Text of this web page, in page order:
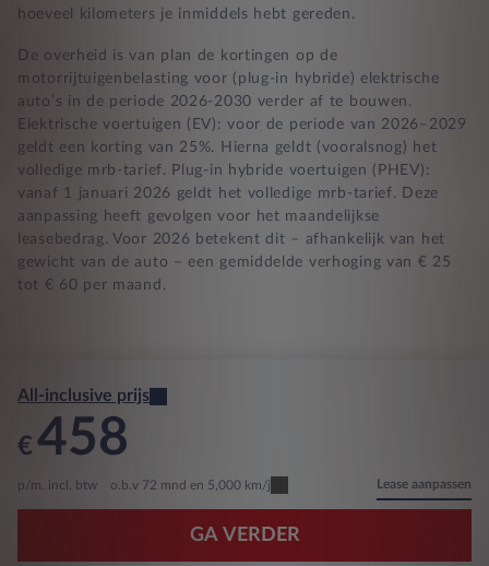
hoeveel kilometers je inmiddels hebt gereden.
De overheid is van plan de kortingen op de
motorrijtuigenbelasting voor (plug-in hybride) elektrische
auto’s in de periode 2026-2030 verder af te bouwen.
Elektrische voertuigen (EV): voor de periode van 2026–2029
geldt een korting van 25%. Hierna geldt (vooralsnog) het
volledige mrb-tarief. Plug-in hybride voertuigen (PHEV):
vanaf 1 januari 2026 geldt het volledige mrb-tarief. Deze
aanpassing heeft gevolgen voor het maandelijkse
leasebedrag. Voor 2026 betekent dit – afhankelijk van het
gewicht van de auto – een gemiddelde verhoging van € 25
tot € 60 per maand.
All-inclusive prijs
€ 458
p/m. incl. btw o.b.v 72 mnd en 5,000 km/j Lease aanpassen
GA VERDER